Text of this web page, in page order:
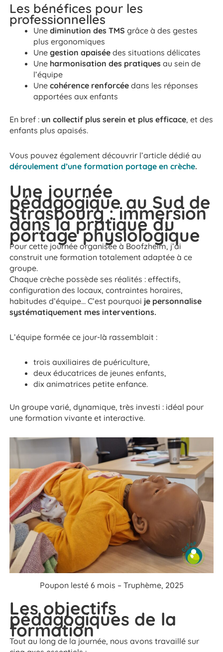
Les bénéfices pour les
professionnelles
Une diminution des TMS grâce à des gestes
plus ergonomiques
Une gestion apaiséedes situations délicates
Uneharmonisation des pratiquesau sein de
l’équipe
Unecohérence renforcéedans les réponses
apportées aux enfants
En bref : un collectif plus serein et plus efficace, et des
enfants plus apaisés.
Vous pouvez également découvrir l’article dédié au
déroulement d’une formation portage en crèche.
Une journée
pédagogique au Sud de
Strasbourg : immersion
dans la pratique du
portage physiologique
Pour cette journée organisée à Boofzheim, j’ai
construit une formation totalement adaptée à ce
groupe.
Chaque crèche possède ses réalités : effectifs,
configuration des locaux, contraintes horaires,
habitudes d’équipe… C’est pourquoi je personnalise
systématiquement mes interventions.
L’équipe formée ce jour-là rassemblait :
trois auxiliaires de puériculture,
deux éducatrices de jeunes enfants,
dix animatrices petite enfance.
Un groupe varié, dynamique, très investi : idéal pour
une formation vivante et interactive.
Poupon lesté 6 mois – Truphème, 2025
Les objectifs
pédagogiques de la
formation
Tout au long de la journée, nous avons travaillé sur